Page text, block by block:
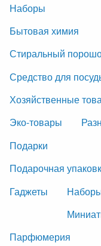
Наборы
Бытовая химия
Стиральный
Средство для
Хозяйственные
Эко-товары
Подарки
Подарочная
Гаджеты
Парфюмерия